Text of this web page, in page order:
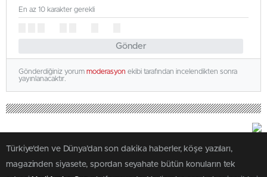
Gönder
En az 10 karakter gerekli
Gönderdiğiniz yorum moderasyon ekibi tarafından incelendikten sonra
yayınlanacaktır.
Türkiye'den ve Dünya’dan son dakika haberler, köşe yazıları,
magazinden siyasete, spordan seyahate bütün konuların tek